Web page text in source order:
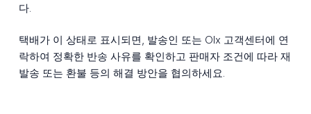
다.
택배가 이 상태로 표시되면, 발송인 또는 Olx 고객센터에 연
락하여 정확한 반송 사유를 확인하고 판매자 조건에 따라 재
발송 또는 환불 등의 해결 방안을 협의하세요.